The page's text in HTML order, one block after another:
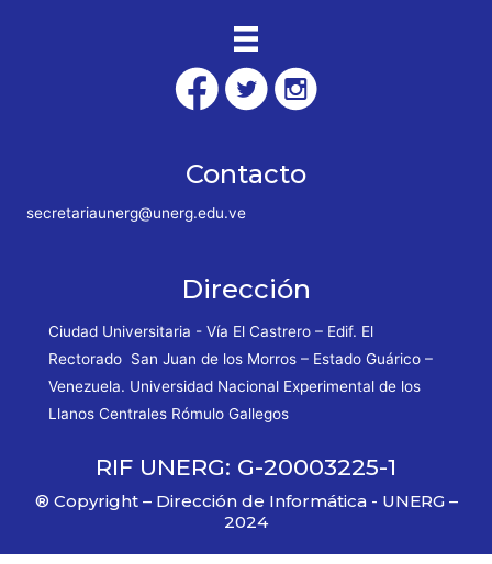
Contacto
secretariaunerg@unerg.edu.ve
Dirección
Ciudad Universitaria - Vía El Castrero – Edif. El
Rectorado San Juan de los Morros – Estado Guárico –
Venezuela. Universidad Nacional Experimental de los
Llanos Centrales Rómulo Gallegos
RIF UNERG: G-20003225-1
® Copyright – Dirección de Informática - UNERG –
2024